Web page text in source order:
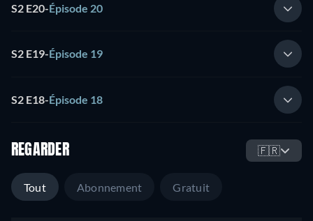
S2 E20-Épisode 20
S2 E19-Épisode 19
S2 E18-Épisode 18
REGARDER 🇫🇷
Tout Abonnement Gratuit